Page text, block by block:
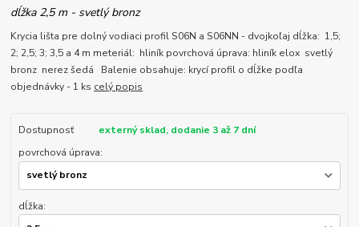
dĺžka 2,5 m - svetlý bronz
Krycia lišta pre dolný vodiaci profil S06N a S06NN - dvojkoľaj dĺžka: 1,5;
2; 2,5; 3; 3,5 a 4 m meteriál: hliník povrchová úprava: hliník elox svetlý
bronz nerez šedá Balenie obsahuje: krycí profil o dĺžke podľa
objednávky - 1 ks celý popis
Dostupnosť
externý sklad, dodanie 3 až 7 dní
povrchová úprava:
dĺžka: